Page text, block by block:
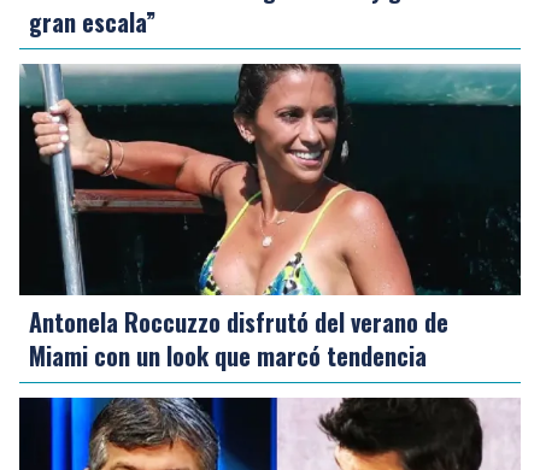
gran escala”
Antonela Roccuzzo disfrutó del verano de
Miami con un look que marcó tendencia